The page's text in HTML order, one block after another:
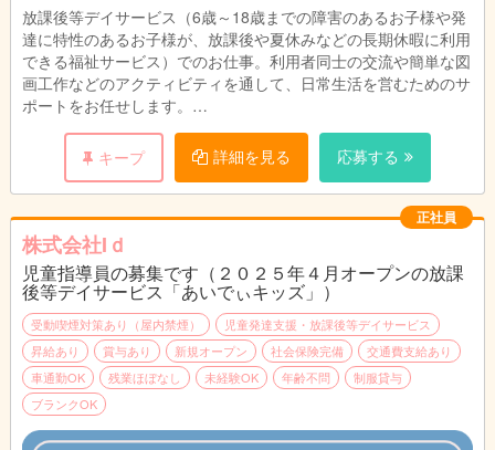
放課後等デイサービス（6歳～18歳までの障害のあるお子様や発
達に特性のあるお子様が、放課後や夏休みなどの長期休暇に利用
できる福祉サービス）でのお仕事。利用者同士の交流や簡単な図
画工作などのアクティビティを通して、日常生活を営むためのサ
ポートをお任せします。
○年齢不問
○子どもと接することが好きな方
○小さな成長を共に喜べる方
○様々な障害に対して理解するための努力ができる方
◎児童発達支援管理責任者、児童指導員の実務経験をお持ちの方
は優遇いたします
キープ 詳細を見る 応募する
正社員
株式会社Iｄ
児童指導員の募集です（２０２５年４月オープンの放課
後等デイサービス「あいでぃキッズ」）
受動喫煙対策あり（屋内禁煙）
児童発達支援・放課後等デイサービス
昇給あり
賞与あり 新規オープン 社会保険完備
交通費支給あり
車通勤OK
残業ほぼなし 未経験OK 年齢不問
制服貸与
ブランクOK